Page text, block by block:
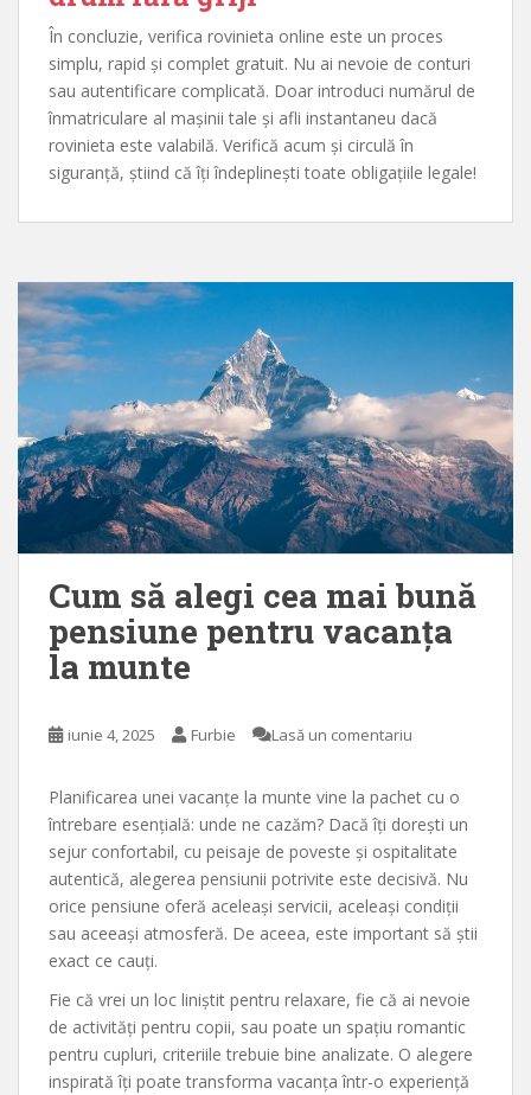
În concluzie, verifica rovinieta online este un proces
simplu, rapid și complet gratuit. Nu ai nevoie de conturi
sau autentificare complicată. Doar introduci numărul de
înmatriculare al mașinii tale și afli instantaneu dacă
rovinieta este valabilă. Verifică acum și circulă în
siguranță, știind că îți îndeplinești toate obligațiile legale!
Cum să alegi cea mai bună
pensiune pentru vacanța
la munte
iunie 4, 2025 Furbie Lasă un comentariu
Planificarea unei vacanțe la munte vine la pachet cu o
întrebare esențială: unde ne cazăm? Dacă îți dorești un
sejur confortabil, cu peisaje de poveste și ospitalitate
autentică, alegerea pensiunii potrivite este decisivă. Nu
orice pensiune oferă aceleași servicii, aceleași condiții
sau aceeași atmosferă. De aceea, este important să știi
exact ce cauți.
Fie că vrei un loc liniștit pentru relaxare, fie că ai nevoie
de activități pentru copii, sau poate un spațiu romantic
pentru cupluri, criteriile trebuie bine analizate. O alegere
inspirată îți poate transforma vacanța într-o experiență